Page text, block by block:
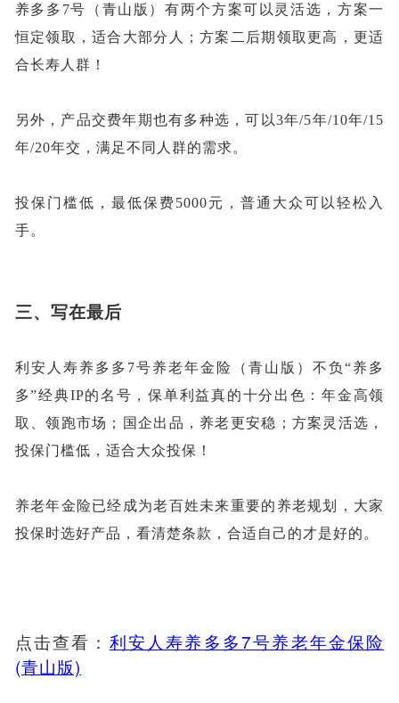
养多多 7号（青山版）有两个方案可以灵活选，方案一
恒定领取，适合大部分人；方案二后期领取更高，更适
合长寿人群！
另外，产品交费年期也有多种选，可以3年/5年/10年/15
年/20年交，满足不同人群的需求。
投保门槛低，最低保费5000元，普通大众可以轻松入
手。
三、 写在最后
利安人寿养多多 7号养老年金险（青山版）不负“养多
多”经典IP的名号，保单利益真的十分出色：年金高领
取、领跑市场；国企出品，养老更安稳；方案灵活选，
投保门槛低，适合大众投保！
养老年金险已经成为老百姓未来重要的养老规划，大家
投保时选好产品，看清楚条款，合适自己的才是好的。
点击查看： 利安人寿养多多7号养老年金保险
(青山版)